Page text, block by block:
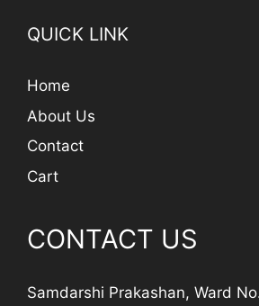
QUICK LINK
Home
About Us
Contact
Cart
CONTACT US
Samdarshi Prakashan, Ward